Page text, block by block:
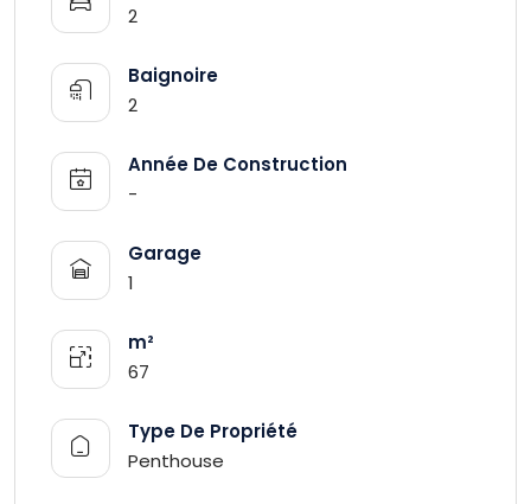
2
Baignoire
2
Année De Construction
-
Garage
1
m²
67
Type De Propriété
Penthouse